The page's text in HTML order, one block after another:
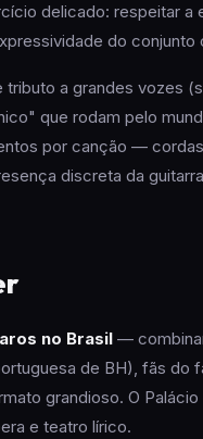
delicado: respeitar
do conjunto
a grandes vozes
que rodam pelo
por canção —
discreta da
no Brasil —
de BH), fãs do
grandioso. O
e teatro lírico.